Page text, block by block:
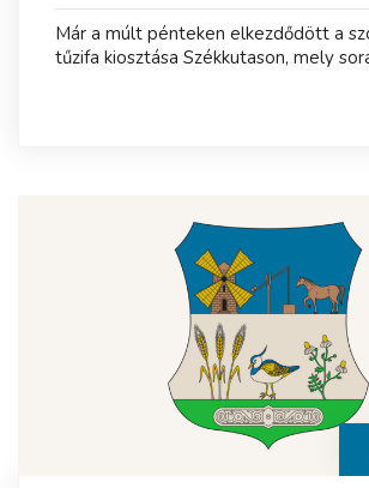
Már a múlt pénteken elkezdődött a
tűzifa kiosztása Székkutason, mely